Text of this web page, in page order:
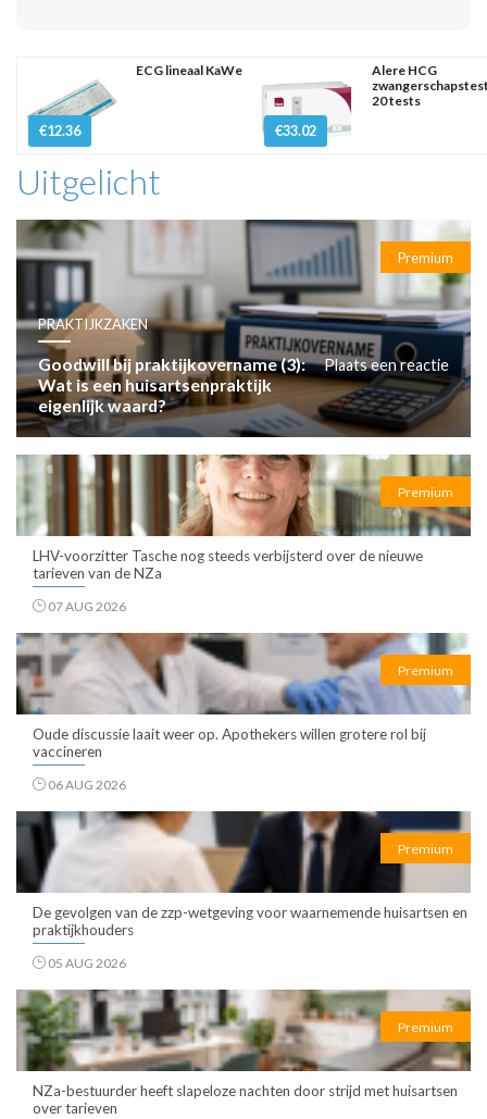
€12.36
ECG lineaal KaWe
€33.02
Alere HCG
20 tests
Uitgelicht
Premium
PRAKTIJKZAKEN
Goodwill bij praktijkovername (3):
Wat is een huisartsenpraktijk
eigenlijk waard?
Plaats een reactie
Premium
LHV-voorzitter Tasche nog steeds verbijsterd over de nieuwe
tarieven van de NZa
07 AUG 2026
Premium
Oude discussie laait weer op. Apothekers willen grotere rol bij
vaccineren
06 AUG 2026
Premium
De gevolgen van de zzp-wetgeving voor waarnemende huisartsen en
praktijkhouders
05 AUG 2026
Premium
NZa-bestuurder heeft slapeloze nachten door strijd met huisartsen
over tarieven